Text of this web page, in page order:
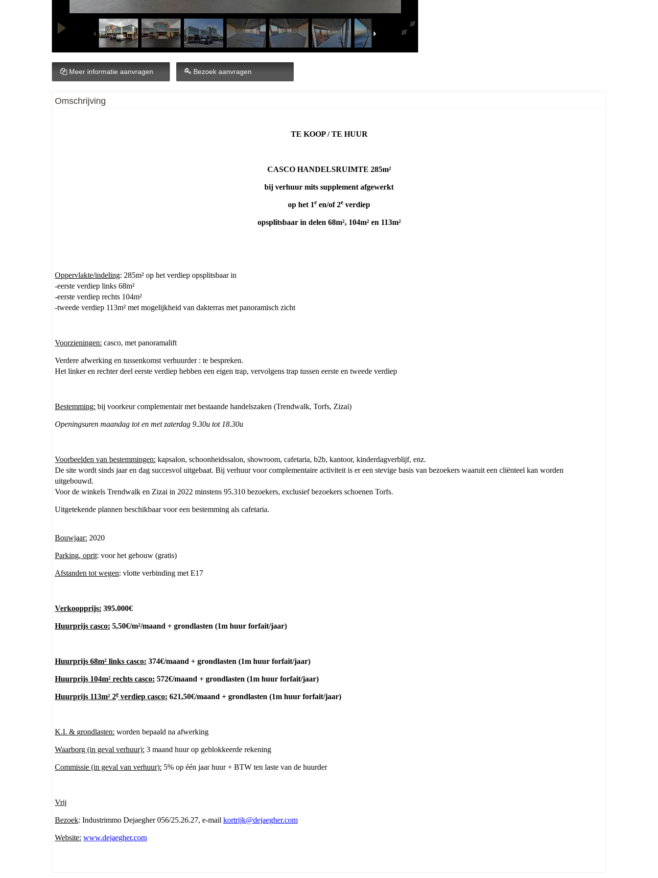
Meer informatie aanvragen Bezoek aanvragen
Omschrijving
TE KOOP / TE HUUR
CASCO HANDELSRUIMTE 285m²
bij verhuur mits supplement afgewerkt
op het 1e en/of 2e verdiep
opsplitsbaar in delen 68m², 104m² en 113m²
Oppervlakte/indeling: 285m² op het verdiep opsplitsbaar in
-eerste verdiep links 68m²
-eerste verdiep rechts 104m²
-tweede verdiep 113m² met mogelijkheid van dakterras met panoramisch zicht
Voorzieningen: casco, met panoramalift
Verdere afwerking en tussenkomst verhuurder : te bespreken.
Het linker en rechter deel eerste verdiep hebben een eigen trap, vervolgens trap tussen eerste en tweede verdiep
Bestemming: bij voorkeur complementair met bestaande handelszaken (Trendwalk, Torfs, Zizai)
Openingsuren maandag tot en met zaterdag 9.30u tot 18.30u
Voorbeelden van bestemmingen: kapsalon, schoonheidssalon, showroom, cafetaria, b2b, kantoor, kinderdagverblijf, enz.
De site wordt sinds jaar en dag succesvol uitgebaat. Bij verhuur voor complementaire activiteit is er een stevige basis van bezoekers waaruit een cliënteel kan worden
uitgebouwd.
Voor de winkels Trendwalk en Zizai in 2022 minstens 95.310 bezoekers, exclusief bezoekers schoenen Torfs.
Uitgetekende plannen beschikbaar voor een bestemming als cafetaria.
Bouwjaar: 2020
Parking, oprit: voor het gebouw (gratis)
Afstanden tot wegen: vlotte verbinding met E17
Verkoopprijs: 395.000€
Huurprijs casco: 5,50€/m²/maand + grondlasten (1m huur forfait/jaar)
Huurprijs 68m² links casco: 374€/maand + grondlasten (1m huur forfait/jaar)
Huurprijs 104m² rechts casco: 572€/maand + grondlasten (1m huur forfait/jaar)
Huurprijs 113m² 2e verdiep casco: 621,50€/maand + grondlasten (1m huur forfait/jaar)
K.I. & grondlasten: worden bepaald na afwerking
Waarborg (in geval verhuur): 3 maand huur op geblokkeerde rekening
Commissie (in geval van verhuur): 5% op één jaar huur + BTW ten laste van de huurder
Vrij
Bezoek: Industrimmo Dejaegher 056/25.26.27, e-mail kortrijk@dejaegher.com
Website: www.dejaegher.com